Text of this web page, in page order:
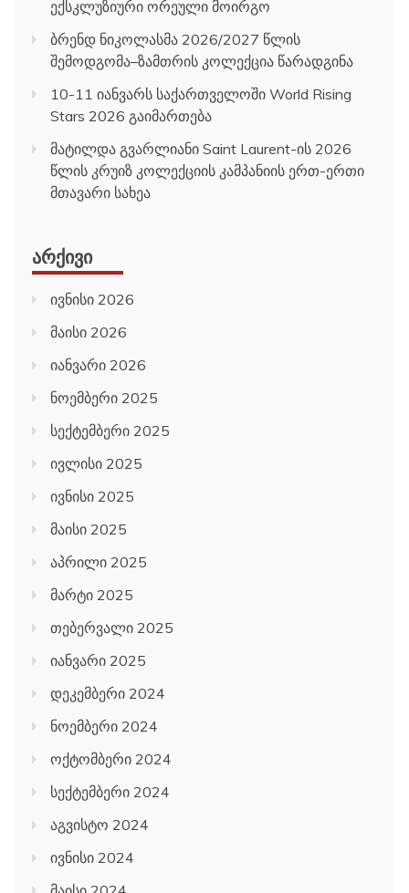
ექსკლუზიური ორეული მოირგო
ბრენდ ნიკოლასმა 2026/2027 წლის
შემოდგომა–ზამთრის კოლექცია წარადგინა
10-11 იანვარს საქართველოში World Rising
Stars 2026 გაიმართება
მატილდა გვარლიანი Saint Laurent-ის 2026
წლის კრუიზ კოლექციის კამპანიის ერთ-ერთი
მთავარი სახეა
ᲐᲠᲥᲘᲕᲘ
ივნისი 2026
მაისი 2026
იანვარი 2026
ნოემბერი 2025
სექტემბერი 2025
ივლისი 2025
ივნისი 2025
მაისი 2025
აპრილი 2025
მარტი 2025
თებერვალი 2025
იანვარი 2025
დეკემბერი 2024
ნოემბერი 2024
ოქტომბერი 2024
სექტემბერი 2024
აგვისტო 2024
ივნისი 2024